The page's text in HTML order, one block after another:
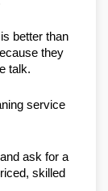
better than
they
talk.
service
ask for a
skilled